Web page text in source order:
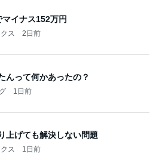
イナス152万円
ス 2日前
んって何かあったの？
1日前
上げても解決しない問題
ス 1日前